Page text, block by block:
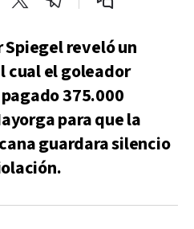
Spiegel reveló un
cual el goleador
375.000
para que la
guardara silencio